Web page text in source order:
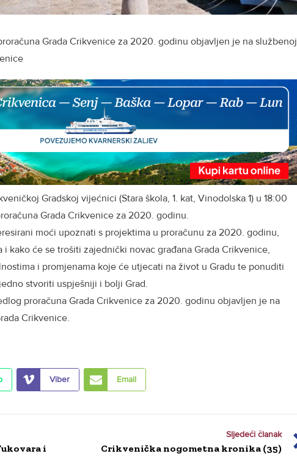
Grada Crikvenice za 2020. godinu objavljen je na službenoj
Gradskoj vijećnici (Stara škola, 1. kat, Vinodolska 1) u 18:00
Grada Crikvenice za 2020. godinu.
moći upoznati s projektima u proračunu za 2020. godinu,
i kako će se trošiti zajednički novac građana Grada Crikvenice,
i promjenama koje će utjecati na život u Gradu te ponuditi
stvoriti uspješniji i bolji Grad.
proračuna Grada Crikvenice za 2020. godinu objavljen je na
Crikvenice.
Viber Email
i
Sljedeći članak
Crikvenička nogometna kronika (35)